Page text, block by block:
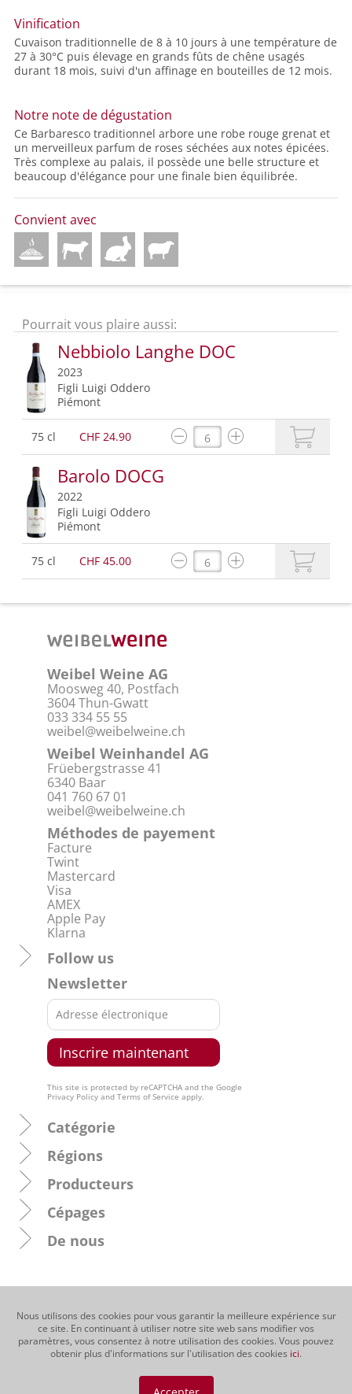
Nous utilisons des cookies pour vous garantir la meilleure expérience sur
ce site. En continuant à utiliser notre site web sans modifier vos
paramètres, vous consentez à notre utilisation des cookies. Vous pouvez
obtenir plus d'informations sur l'utilisation des cookies ici.
Vinification
Cuvaison traditionnelle de 8 à 10 jours à une température de
27 à 30°C puis élevage en grands fûts de chêne usagés
durant 18 mois, suivi d'un affinage en bouteilles de 12 mois.
Notre note de dégustation
Ce Barbaresco traditionnel arbore une robe rouge grenat et
un merveilleux parfum de roses séchées aux notes épicées.
Très complexe au palais, il possède une belle structure et
beaucoup d'élégance pour une finale bien équilibrée.
Convient avec
Pourrait vous plaire aussi:
Nebbiolo Langhe DOC
2023
Figli Luigi Oddero
Piémont
75 cl CHF 24.90
Barolo DOCG
2022
Figli Luigi Oddero
Piémont
75 cl CHF 45.00
Weibel Weine AG
Moosweg 40, Postfach
3604 Thun-Gwatt
033 334 55 55
weibel@weibelweine.ch
Weibel Weinhandel AG
Früebergstrasse 41
6340 Baar
041 760 67 01
weibel@weibelweine.ch
Méthodes de payement
Facture
Twint
Mastercard
Visa
AMEX
Apple Pay
Klarna
Follow us
Newsletter
This site is protected by reCAPTCHA and the Google
Privacy Policy and Terms of Service apply.
Catégorie
Régions
Producteurs
Cépages
De nous